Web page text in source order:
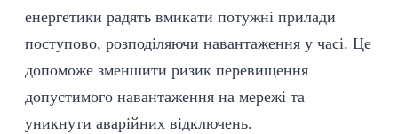
енергетики радять вмикати потужні прилади
поступово, розподіляючи навантаження у часі. Це
допоможе зменшити ризик перевищення
допустимого навантаження на мережі та
уникнути аварійних відключень.